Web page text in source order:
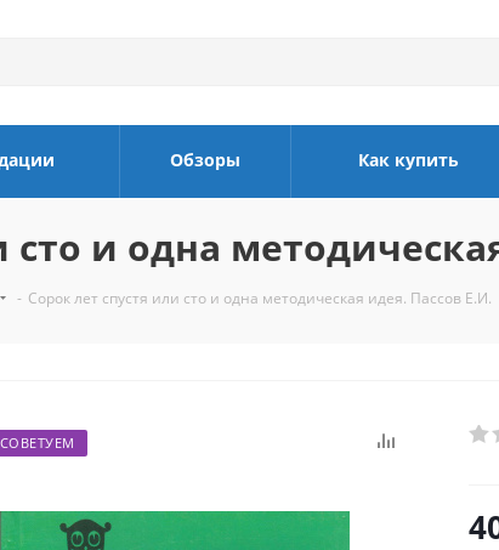
Обзоры Как купить
сто и одна
- Сорок лет спустя или сто и одна методическая идея. Пассов Е.И.
СОВЕТУЕМ